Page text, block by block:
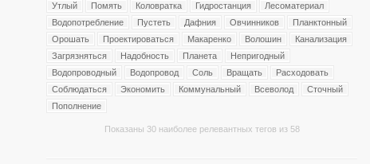
Утлый Помять Коловратка Гидростанция
Лесоматериал
Водопотребление
Пустеть Дафния Овчинников
Планктонный
Орошать
Проектироваться Макаренко Волошин
Канализация
Загрязняться
Надобность Планета
Непригодный
Водопроводный
Водопровод Соль Вращать
Расходовать
Соблюдаться
Экономить Коммунальный Всеволод
Сточный
Пополнение
Показаны 30 наиболее релевантных тегов из 58